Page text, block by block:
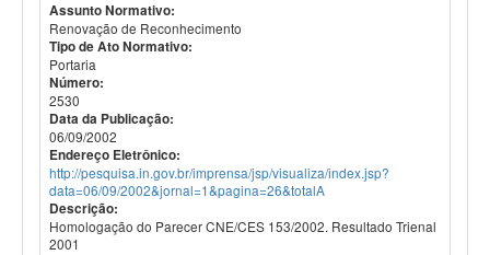
Assunto Normativo:
Renovação de Reconhecimento
Tipo de Ato Normativo:
Portaria
Número:
2530
Data da Publicação:
06/09/2002
Endereço Eletrônico:
http://pesquisa.in.gov.br/imprensa/jsp/visualiza/index.jsp?
data=06/09/2002&jornal=1&pagina=26&totalA
Descrição:
Homologação do Parecer CNE/CES 153/2002. Resultado Trienal
2001